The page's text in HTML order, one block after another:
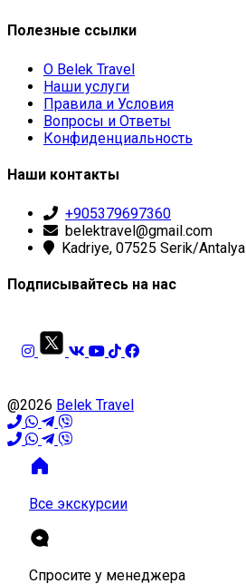
Полезные ссылки
О Belek Travel
Наши услуги
Правила и Условия
Вопросы и Ответы
Конфиденциальность
Наши контакты
+905379697360
belektravel@gmail.com
Kadriye, 07525 Serik/Antalya
Подписывайтесь на нас
@2026 Belek Travel
Все экскурсии
Спросите у менеджера